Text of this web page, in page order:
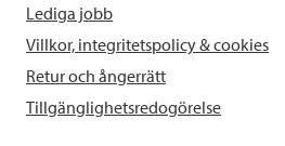
Lediga jobb
Villkor, integritetspolicy & cookies
Retur och ångerrätt
Tillgänglighetsredogörelse